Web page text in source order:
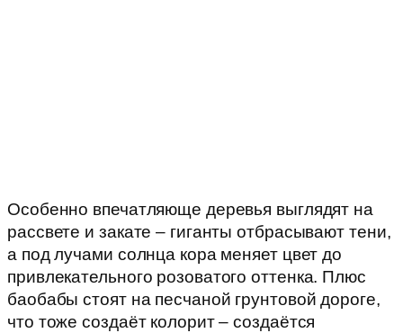
Особенно впечатляюще деревья выглядят на
рассвете и закате – гиганты отбрасывают тени,
а под лучами солнца кора меняет цвет до
привлекательного розоватого оттенка. Плюс
баобабы стоят на песчаной грунтовой дороге,
что тоже создаёт колорит – создаётся